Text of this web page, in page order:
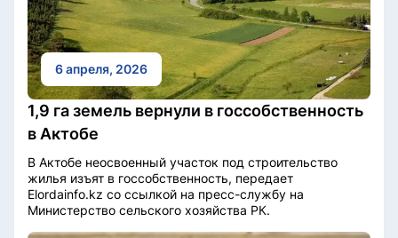
6 апреля, 2026
1,9 га земель вернули в госсобственность
в Актобе
В Актобе неосвоенный участок под строительство
жилья изъят в госсобственность, передает
Elordainfo.kz со ссылкой на пресс-службу на
Министерство сельского хозяйства РК.